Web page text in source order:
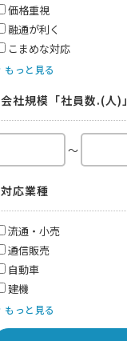
価格重視
融通が利く
こまめな対応
もっと見る
会社規模「社員数.(人)」
～
対応業種
流通・小売
通信販売
自動車
建機
もっと見る